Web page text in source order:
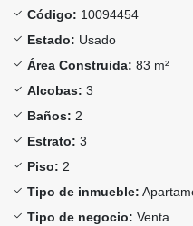
Código: 10094454
Estado: Usado
Área Construida: 83 m²
Alcobas: 3
Baños: 2
Estrato: 3
Piso: 2
Tipo de inmueble:
Tipo de negocio: Venta